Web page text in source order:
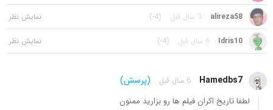
alireza58 3 سال قبل (-4)
Idris10 6 سال قبل (-4)
Hamedbs7 6 سال قبل (پرسش)
لطفا تاریخ اکران فیلم ها رو بزارید ممنون